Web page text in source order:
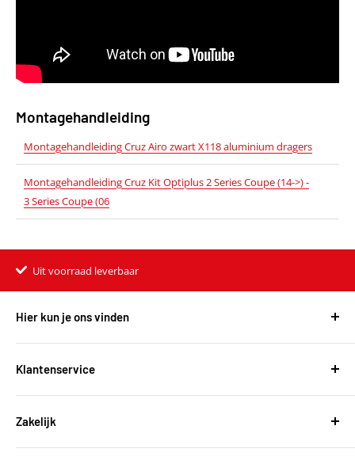
Montagehandleiding
Montagehandleiding Cruz Airo zwart X118 aluminium dragers
Montagehandleiding Cruz Kit Optiplus 2 Series Coupe (14->) -
3 Series Coupe (06
Uit voorraad leverbaar
Hier kun je ons vinden
Harvest Automotive B.V.
De Wel 34a
BTW: NL850118931B01
T+31 (0)30 6777775
Klantenservice
Over ons
Bestellen en leveringen
Zakelijk
Zakelijke klant worden